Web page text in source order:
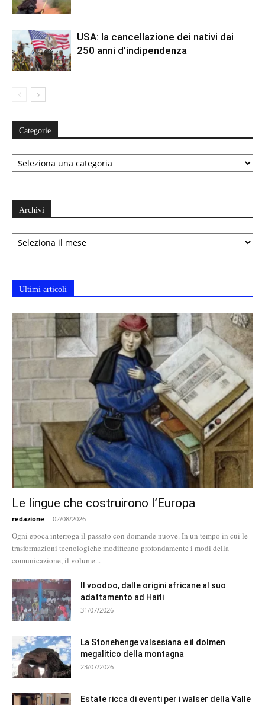
USA: la cancellazione dei nativi dai
250 anni d’indipendenza
Categorie
Categorie
Archivi
Archivi
Ultimi articoli
Le lingue che costruirono l’Europa
redazione - 02/08/2026
Ogni epoca interroga il passato con domande nuove. In un tempo in cui le
trasformazioni tecnologiche modificano profondamente i modi della
comunicazione, il volume...
Il voodoo, dalle origini africane al suo
adattamento ad Haiti
31/07/2026
La Stonehenge valsesiana e il dolmen
megalitico della montagna
23/07/2026
Estate ricca di eventi per i walser della Valle